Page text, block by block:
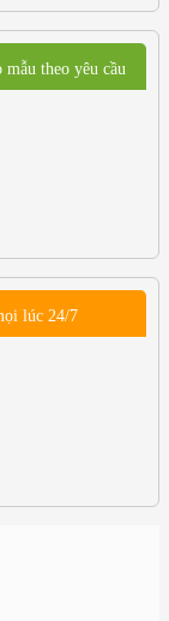
mẫu theo yêu cầu
lúc 24/7